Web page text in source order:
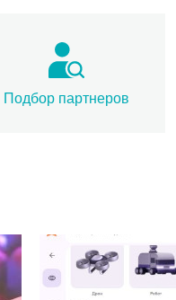
Подбор партнеров